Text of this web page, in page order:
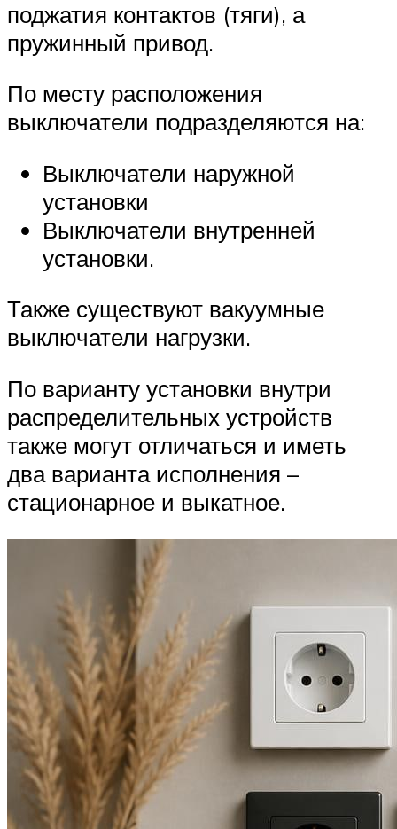
поджатия контактов (тяги), а
пружинный привод.
По месту расположения
выключатели подразделяются на:
Выключатели наружной
установки
Выключатели внутренней
установки.
Также существуют вакуумные
выключатели нагрузки.
По варианту установки внутри
распределительных устройств
также могут отличаться и иметь
два варианта исполнения –
стационарное и выкатное.